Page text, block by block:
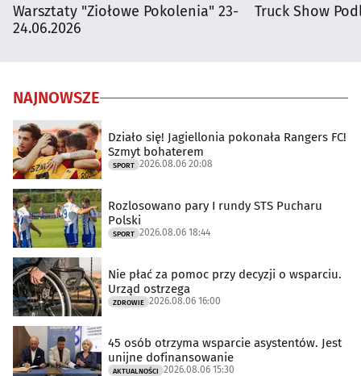
Warsztaty "Ziołowe Pokolenia" 23-
24.06.2026
Truck Show
NAJNOWSZE
Działo się! Jagiellonia pokonała Rangers FC!
Szmyt bohaterem
SPORT 2026.08.06 20:08
Rozlosowano pary I rundy STS Pucharu
Polski
SPORT 2026.08.06 18:44
Nie płać za pomoc przy decyzji o wsparciu.
Urząd ostrzega
ZDROWIE 2026.08.06 16:00
45 osób otrzyma wsparcie asystentów. Jest
unijne dofinansowanie
AKTUALNOŚCI 2026.08.06 15:30